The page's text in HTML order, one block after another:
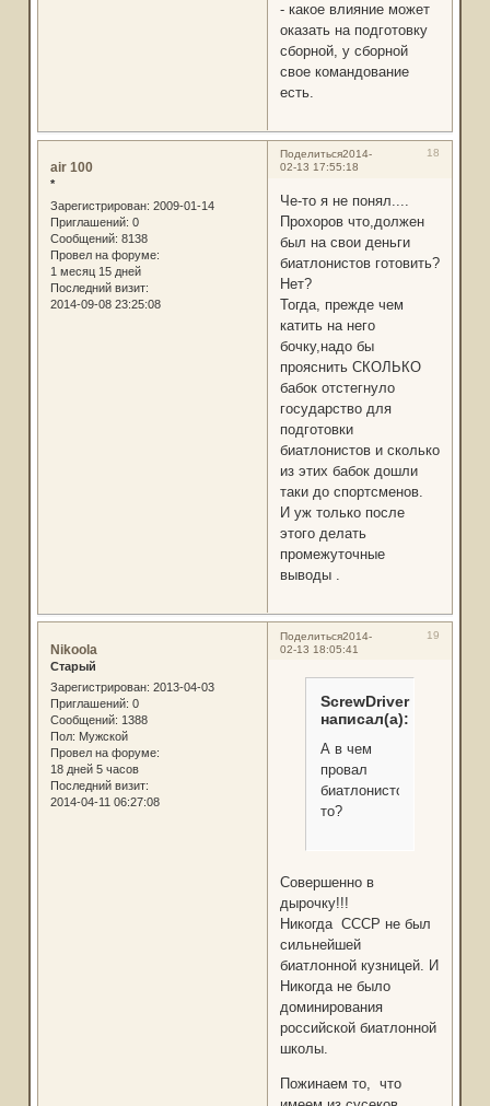
- какое влияние может
оказать на подготовку
сборной, у сборной
свое командование
есть.
Поделиться 18
2014-
02-13 17:55:18
air 100
*
Зарегистрирован: 2009-01-14
Приглашений: 0
Сообщений: 8138
Провел на форуме:
1 месяц 15 дней
Последний визит:
2014-09-08 23:25:08
Че-то я не понял....
Прохоров что,должен
был на свои деньги
биатлонистов готовить?
Нет?
Тогда, прежде чем
катить на него
бочку,надо бы
прояснить СКОЛЬКО
бабок отстегнуло
государство для
подготовки
биатлонистов и сколько
из этих бабок дошли
таки до спортсменов.
И уж только после
этого делать
промежуточные
выводы .
Поделиться 19
2014-
02-13 18:05:41
Nikoola
Старый
Зарегистрирован: 2013-04-03
Приглашений: 0
Сообщений: 1388
Пол: Мужской
Провел на форуме:
18 дней 5 часов
Последний визит:
2014-04-11 06:27:08
ScrewDriver
написал(а):
А в чем
провал
биатлонистов-
то?
Совершенно в
дырочку!!!
Никогда СССР не был
сильнейшей
биатлонной кузницей. И
Никогда не было
доминирования
российской биатлонной
школы.
Пожинаем то, что